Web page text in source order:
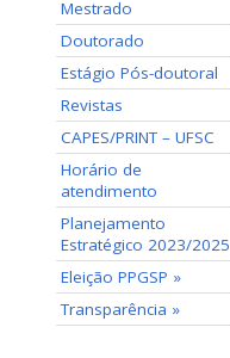
Mestrado
Doutorado
Estágio Pós-doutoral
Revistas
CAPES/PRINT – UFSC
Horário de
atendimento
Planejamento
Estratégico 2023/2025
Eleição PPGSP »
Transparência »